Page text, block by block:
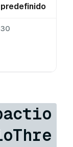
predefinido
30